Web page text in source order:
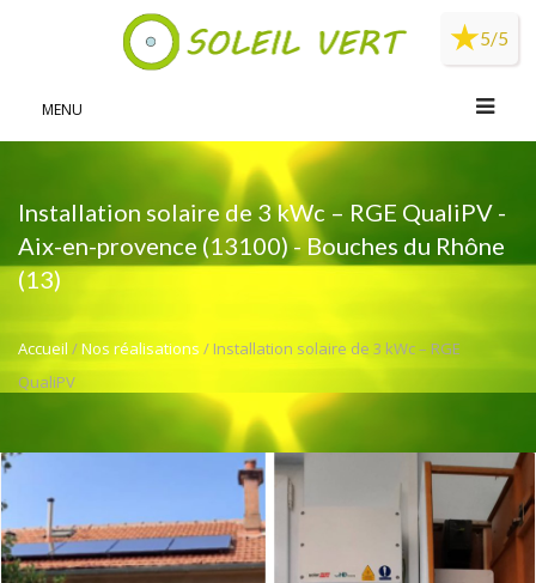
5/5
MENU
Installation solaire de 3 kWc – RGE QualiPV -
Aix-en-provence (13100) - Bouches du Rhône
(13)
Accueil /Nos réalisations / Installation solaire de 3 kWc – RGE
QualiPV
Panneau de gestion des cookies